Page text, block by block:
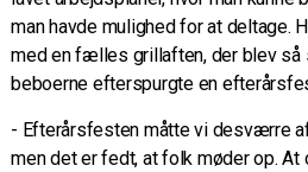
man havde mulighed for at deltage.
med en fælles grillaften, der blev så
beboerne efterspurgte en
- Efterårsfesten måtte vi desværre
men det er fedt, at folk møder op. At